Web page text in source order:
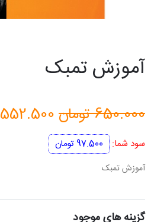
آموزش تمبک
650.000تومانقیمت
اصلی
552.500
سود شما: 97.500 تومان
آموزش تمبک
گزینه های موجود